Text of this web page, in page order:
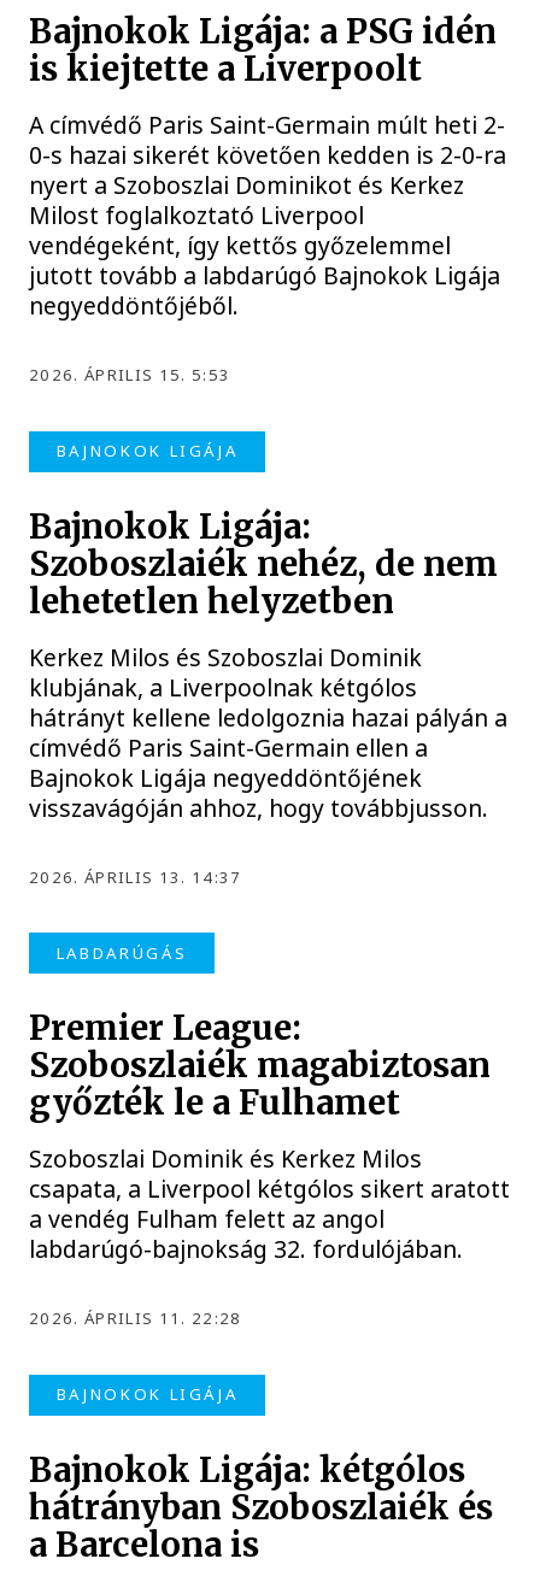
Bajnokok Ligája: a PSG idén
is kiejtette a Liverpoolt
A címvédő Paris Saint-Germain múlt heti 2-
0-s hazai sikerét követően kedden is 2-0-ra
nyert a Szoboszlai Dominikot és Kerkez
Milost foglalkoztató Liverpool
vendégeként, így kettős győzelemmel
jutott tovább a labdarúgó Bajnokok Ligája
negyeddöntőjéből.
2026. ÁPRILIS 15. 5:53
BAJNOKOK LIGÁJA
Bajnokok Ligája:
Szoboszlaiék nehéz, de nem
lehetetlen helyzetben
Kerkez Milos és Szoboszlai Dominik
klubjának, a Liverpoolnak kétgólos
hátrányt kellene ledolgoznia hazai pályán a
címvédő Paris Saint-Germain ellen a
Bajnokok Ligája negyeddöntőjének
visszavágóján ahhoz, hogy továbbjusson.
2026. ÁPRILIS 13. 14:37
LABDARÚGÁS
Premier League:
Szoboszlaiék magabiztosan
győzték le a Fulhamet
Szoboszlai Dominik és Kerkez Milos
csapata, a Liverpool kétgólos sikert aratott
a vendég Fulham felett az angol
labdarúgó-bajnokság 32. fordulójában.
2026. ÁPRILIS 11. 22:28
BAJNOKOK LIGÁJA
Bajnokok Ligája: kétgólos
hátrányban Szoboszlaiék és
a Barcelona is